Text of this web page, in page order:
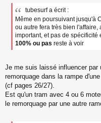
tubesurf a écrit :
Même en poursuivant jusqu'à
ou autre fera très bien
important, et pas de
100% ou pas reste à voir
Je me suis laissé influencer par
remorquage dans la rampe
(cf pages 26/27).
Est qu'un tram avec 4 ou 6
le remorquage par une autre